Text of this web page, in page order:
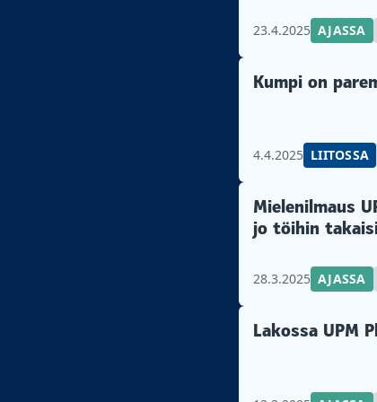
23.4.2025 AJASSA
Kumpi on
4.4.2025 LIITOSSA
Mielenilmaus
jo töihin
28.3.2025 AJASSA
Lakossa UPM